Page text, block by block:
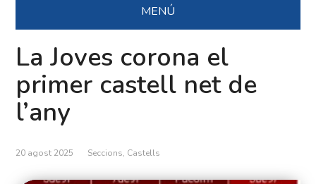
MENÚ
La Joves corona el
primer castell net de
l’any
20 agost 2025 Seccions, Castells